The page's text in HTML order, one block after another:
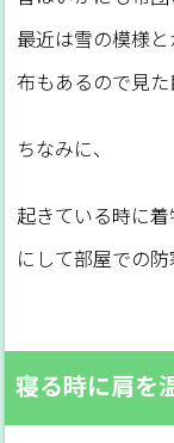
最近は雪の模様
布もあるので見た
ちなみに、
起きている時に
にして部屋での防
寝る時に肩を